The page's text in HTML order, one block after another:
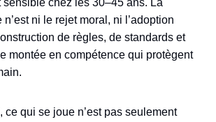
ni le rejet moral, ni l’adoption
de règles, de standards et
montée en compétence qui protègent
ce qui se joue n’est pas seulement